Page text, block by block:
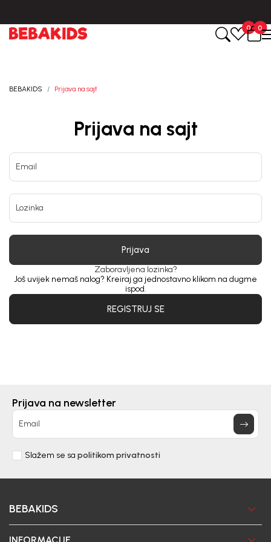
0 0
BEBAKIDS Prijava na sajt
Prijava na sajt
Email
Lozinka
Prijava
Zaboravljena lozinka?
Još uvijek nemaš nalog? Kreiraj ga jednostavno klikom na dugme
ispod.
REGISTRUJ SE
Prijava na newsletter
Email
Slažem se sa politikom privatnosti
BEBAKIDS